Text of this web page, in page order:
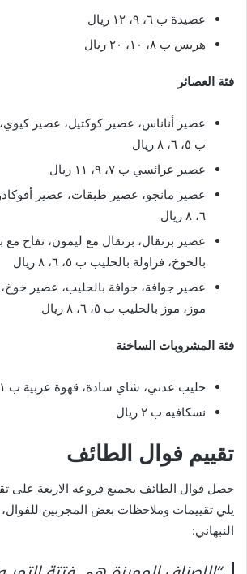
عصيدة ب ٦، ٩، ١٢ ريال
هريس ب ٨، ١٠، ٢٠ ريال
فئة العصائر
عصير أناناس، عصير كوكتيل، عصير
ب ٥، ٦، ٨ ريال
عصير عرائسي ب ٧، ٩، ١١ ريال
٦، ٨ ريال
عصير برتقال، برتقال مع ليمون، تفاح مع
بالخوخ، فراولة بالحليب ب ٥، ٦، ٨ ريال
عصير جوافة، جوافة بالحليب، عصير
موز، موز بالحليب ب ٥، ٦، ٨ ريال
فئة المشروبات الساخنة
حليب عدني، شاي سادة، قهوة عربية ب ١ ريال
نسكافيه ب ٢ ريال
تقييم فوال الطائف
حصل فوال الطائف بجميع فروعه الاربعة على
يلي تقييمات وملاحظات بعض المجربين
النبهاني: